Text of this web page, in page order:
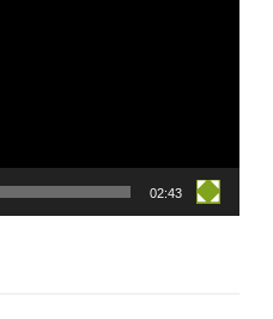
02:43